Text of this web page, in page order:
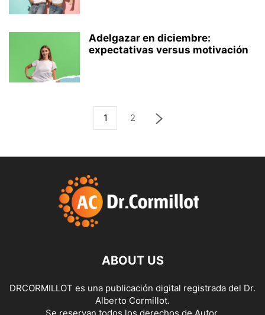
Adelgazar en diciembre:
expectativas versus motivación
1 2
ABOUT US
DRCORMILLOT es una publicación digital registrada del Dr.
Alberto Cormillot.